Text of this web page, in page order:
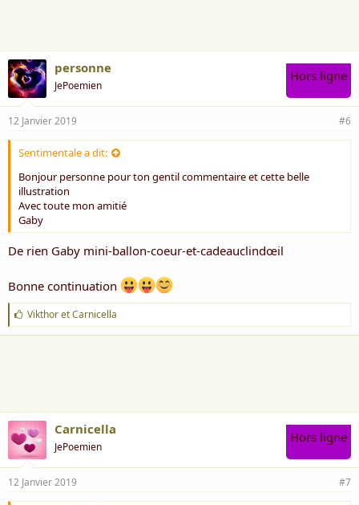
personne
JePoemien
Hors ligne
12 Janvier 2019 #6
Sentimentale a dit:
Bonjour personne pour ton gentil commentaire et cette belle
illustration
Avec toute mon amitié
Gaby
De rien Gaby mini-ballon-coeur-et-cadeauclindœil
Bonne continuation
J
'
a
VikthoretCarnicella
Carnicella
JePoemien
Hors ligne
12 Janvier 2019 #7